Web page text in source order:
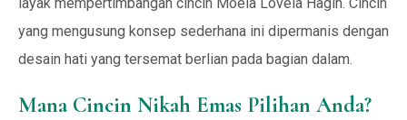
layak mempertimbangan cincin Moela Lovela Hagin. Cincin
yang mengusung konsep sederhana ini dipermanis dengan
desain hati yang tersemat berlian pada bagian dalam.
Mana Cincin Nikah Emas Pilihan Anda?